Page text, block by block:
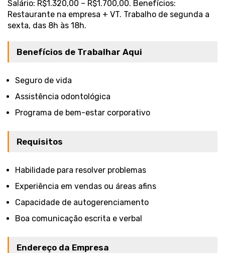
Salário: R$1.320,00 – R$1.700,00. Benefícios:
Restaurante na empresa + VT. Trabalho de segunda a
sexta, das 8h às 18h.
Benefícios de Trabalhar Aqui
Seguro de vida
Assistência odontológica
Programa de bem-estar corporativo
Requisitos
Habilidade para resolver problemas
Experiência em vendas ou áreas afins
Capacidade de autogerenciamento
Boa comunicação escrita e verbal
Endereço da Empresa